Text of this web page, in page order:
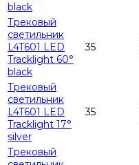
black
Трековый
светильник
L4T601 LED
Tracklight 60°
black
35
Трековый
светильник
L4T601 LED
Tracklight 17°
silver
35
Трековый